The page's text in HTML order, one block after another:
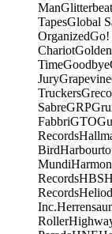
ManGlitterbeat
TapesGlobal
OrganizedGo!
Chariot
TimeGoodbye
JuryGrapevine
Truckers
SabreGRP
FabbriGTO
Records
Bird
Mundi
RecordsHBS
Records
Inc.
Roller